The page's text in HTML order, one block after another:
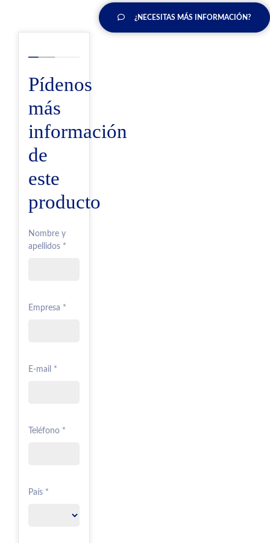
¿NECESITAS MÁS INFORMACIÓN?
Pídenos
más
información
de
este
producto
Nombre y
apellidos *
Empresa *
E-mail *
Teléfono *
País *